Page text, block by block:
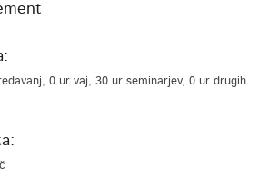
0 ur vaj, 30 ur seminarjev, 0 ur drugih